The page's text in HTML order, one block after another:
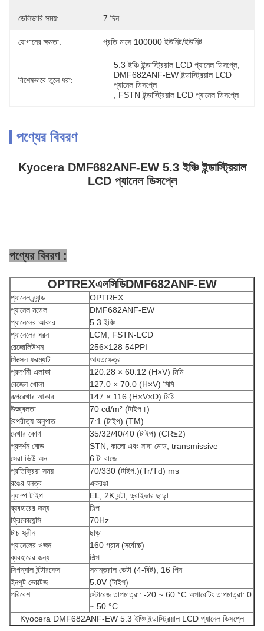
ডেলিভারি সময়: 7 দিন
যোগানের ক্ষমতা: প্রতি মাসে 100000 ইউনিট/ইউনিট
বিশেষভাবে তুলে ধরা:
5.3 ইঞ্চি ইন্ডাস্ট্রিয়াল LCD প্যানেল ডিসপ্লে
DMF682ANF-EW ইন্ডাস্ট্রিয়াল LCD
প্যানেল ডিসপ্লে
FSTN ইন্ডাস্ট্রিয়াল LCD প্যানেল ডিসপ্লে
পণ্যের বিবরণ
Kyocera DMF682ANF-EW 5.3 ইঞ্চি ইন্ডাস্ট্রিয়াল
LCD প্যানেল ডিসপ্লে
পণ্যের বিবরণ :
OPTREXএলসিডিDMF682ANF-EW
প্যানেল ব্র্যান্ড
OPTREX
প্যানেল মডেল
DMF682ANF-EW
প্যানেলের আকার
5.3 ইঞ্চি
প্যানেলের ধরন
LCM, FSTN-LCD
রেজোলিউশন
256×128 54PPI
পিক্সেল ফরম্যাট
আয়তক্ষেত্র
প্রদর্শনী এলাকা
120.28 × 60.12 (H×V) মিমি
বেজেল খোলা
127.0 × 70.0 (H×V) মিমি
রূপরেখার আকার
147 × 116 (H×V×D) মিমি
উজ্জ্বলতা
70 cd/m² (টাইপ।)
বৈপরীত্য অনুপাত
7:1 (টাইপ) (TM)
দেখার কোণ
35/32/40/40 (টাইপ) (CR≥2)
প্রদর্শন মোড
STN, কালো এবং সাদা মোড, transmissive
সেরা ভিউ অন
6 টা বাজে
প্রতিক্রিয়া সময়
70/330 (টাইপ.)(Tr/Td) ms
রঙের ঘনত্ব
একরঙা
ল্যাম্প টাইপ
EL, 2K ঘন্টা, ড্রাইভার ছাড়া
ব্যবহারের জন্য
শিল্প
ফ্রিকোয়েন্সি
70Hz
টাচ স্ক্রীন
ছাড়া
প্যানেলের ওজন
160 গ্রাম (সর্বোচ্চ)
ব্যবহারের জন্য
শিল্প
সিগন্যাল ইন্টারফেস
সমান্তরাল ডেটা (4-বিট), 16 পিন
ইনপুট ভোল্টেজ
5.0V (টাইপ)
পরিবেশ
স্টোরেজ তাপমাত্রা: -20 ~ 60 °C অপারেটিং তাপমাত্রা: 0
~ 50 °C
Kyocera DMF682ANF-EW 5.3 ইঞ্চি ইন্ডাস্ট্রিয়াল LCD প্যানেল ডিসপ্লে